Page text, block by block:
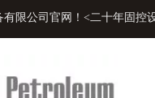
限公司官网！<二十年固控